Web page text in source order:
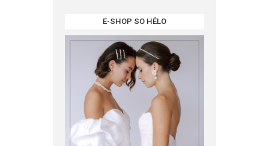
E-SHOP SO HÉLO